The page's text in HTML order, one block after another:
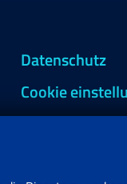
Datenschutz
Cookie